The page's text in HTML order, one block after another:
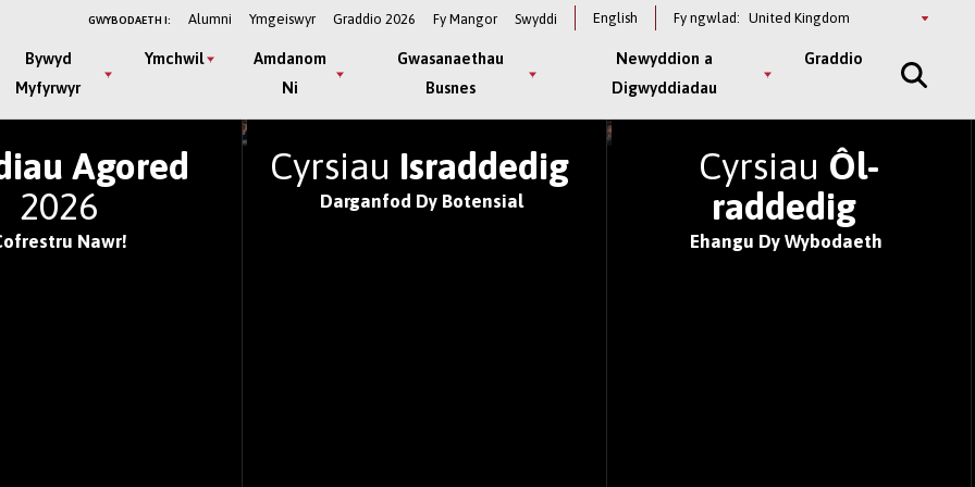
GWYBODAETH I: Alumni Ymgeiswyr Graddio 2026 Fy Mangor Swyddi English Fy ngwlad: Select
Bywyd
Myfyrwyr
Ymchwil
Amdanom
Ni
Gwasanaethau
Busnes
Newyddion a
Digwyddiadau
Graddio
GORAU'R BYD 2026
Agored
2026
Nawr!
Cyrsiau Israddedig
Darganfod Dy Botensial
Cyrsiau Ôl-
raddedig
Ehangu Dy Wybodaeth